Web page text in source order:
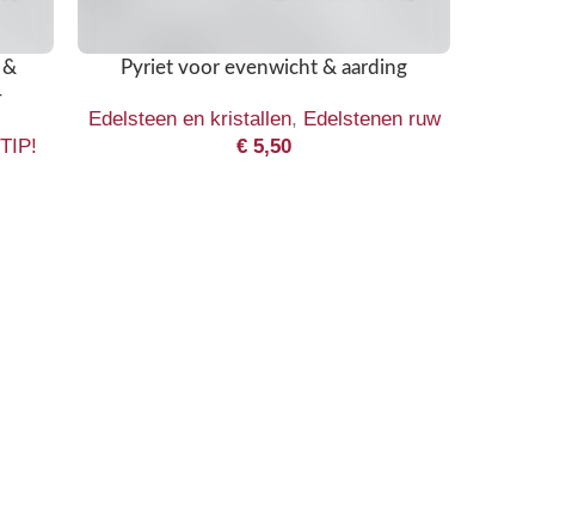
Pyriet voor evenwicht & aarding
Edelsteen en kristallen, Edelstenen ruw
€ 5,50